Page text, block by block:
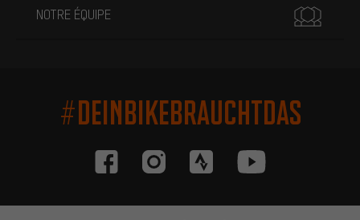
NOTRE ÉQUIPE
#DEINBIKEBRAUCHTDAS